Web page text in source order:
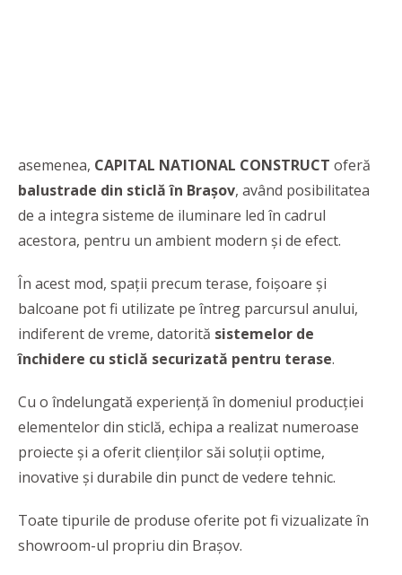
asemenea, CAPITAL NATIONAL CONSTRUCT oferă
balustrade din sticlă în Braşov, având posibilitatea
de a integra sisteme de iluminare led în cadrul
acestora, pentru un ambient modern şi de efect.
În acest mod, spaţii precum terase, foişoare şi
balcoane pot fi utilizate pe întreg parcursul anului,
indiferent de vreme, datorită sistemelor de
închidere cu sticlă securizată pentru terase.
Cu o îndelungată experiență în domeniul producției
elementelor din sticlă, echipa a realizat numeroase
proiecte și a oferit clienților săi soluții optime,
inovative și durabile din punct de vedere tehnic.
Toate tipurile de produse oferite pot fi vizualizate în
showroom-ul propriu din Brașov.